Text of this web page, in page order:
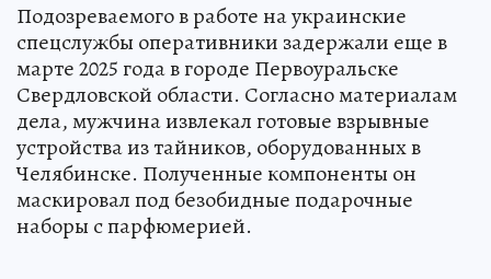
Подозреваемого в работе на украинские
спецслужбы оперативники задержали еще в
марте 2025 года в городе Первоуральске
Свердловской области. Согласно материалам
дела, мужчина извлекал готовые взрывные
устройства из тайников, оборудованных в
Челябинске. Полученные компоненты он
маскировал под безобидные подарочные
наборы с парфюмерией.